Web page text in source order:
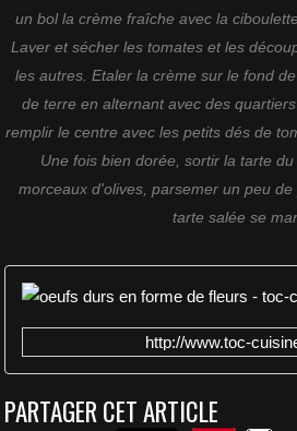
un bol la crème fraîche avec la
Laver et sécher les tomates et les
les autres. Etaler la crème sur le fond
de terre en alternant avec des
remplir le centre avec les petits dés de
Une fois bien dorée, sortir la tarte
morceaux d'olives, parsemer un peu
tarte salée se
http://www.toc-
PARTAGER CET ARTICLE